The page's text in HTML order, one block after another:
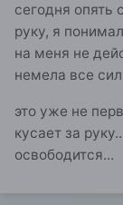
сегодня опять
руку, я
на меня не
немела все
это уже не
кусает за
освободится...